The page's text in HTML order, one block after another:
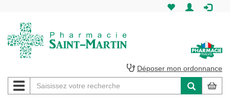
Martin
Pharmacie
Déposer mon ordonnance
Navigation